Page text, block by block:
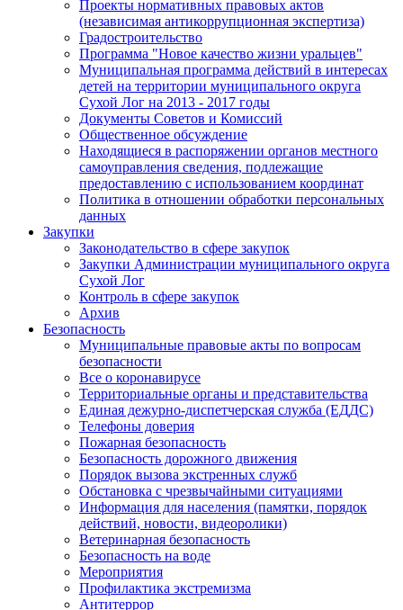
Проекты нормативных правовых актов
(независимая антикоррупционная экспертиза)
Градостроительство
Программа "Новое качество жизни уральцев"
Муниципальная программа действий в интересах
детей на территории муниципального округа
Сухой Лог на 2013 - 2017 годы
Документы Советов и Комиссий
Общественное обсуждение
Находящиеся в распоряжении органов местного
самоуправления сведения, подлежащие
предоставлению с использованием координат
Политика в отношении обработки персональных
данных
Закупки
Законодательство в сфере закупок
Закупки Администрации муниципального округа
Сухой Лог
Контроль в сфере закупок
Архив
Безопасность
Муниципальные правовые акты по вопросам
безопасности
Все о коронавирусе
Территориальные органы и представительства
Единая дежурно-диспетчерская служба (ЕДДС)
Телефоны доверия
Пожарная безопасность
Безопасность дорожного движения
Порядок вызова экстренных служб
Обстановка с чрезвычайными ситуациями
Информация для населения (памятки, порядок
действий, новости, видеоролики)
Ветеринарная безопасность
Безопасность на воде
Мероприятия
Профилактика экстремизма
Антитеррор